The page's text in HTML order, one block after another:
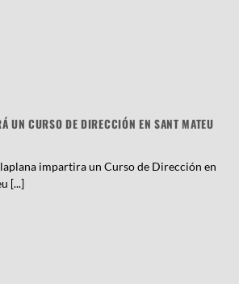
UN CURSO DE DIRECCIÓN EN SANT MATEU
impartira un Curso de Dirección en
[...]